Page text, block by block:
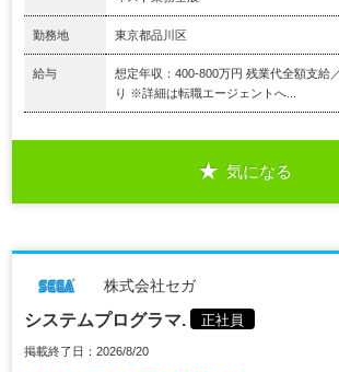
勤務地 東京都品川区
給与
想定年収：400-800万円 残業代全額支給
り ※詳細は転職エージェントへ...
気になる
株式会社セガ
システムプログラマ. 正社員
掲載終了日：2026/8/20